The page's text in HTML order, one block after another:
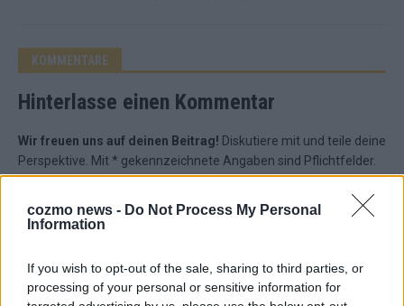
cozmo news - Do Not Process My Personal
Information
If you wish to opt-out of the sale, sharing to third parties, or
processing of your personal or sensitive information for
KOMMENTARE
Hinterlasse einen Kommentar
Wir freuen uns auf deinen Beitrag! Diskutiere mit und teile deine
Perspektive. Mit * gekennzeichnete Angaben sind Pflichtfelder.
Bitte nutze deinen Klarnamen (Vor- und Nachname) und eine
gültige E-Mail-Adresse (wird nicht veröffentlicht). Wir prüfen
jeden Kommentar kurz. Beiträge, die unsere
gelten unsere
Datenschutzvereinbarungen